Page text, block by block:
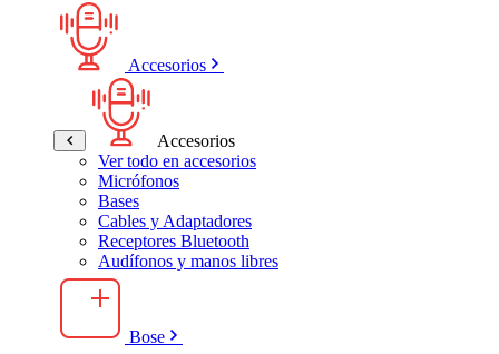
Accesorios
Accesorios
Ver todo en accesorios
Micrófonos
Bases
Cables y Adaptadores
Receptores Bluetooth
Audífonos y manos libres
Bose